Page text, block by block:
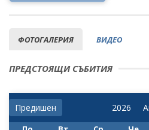
ФОТОГАЛЕРИЯ ВИДЕО
ПРЕДСТОЯЩИ СЪБИТИЯ
Предишен